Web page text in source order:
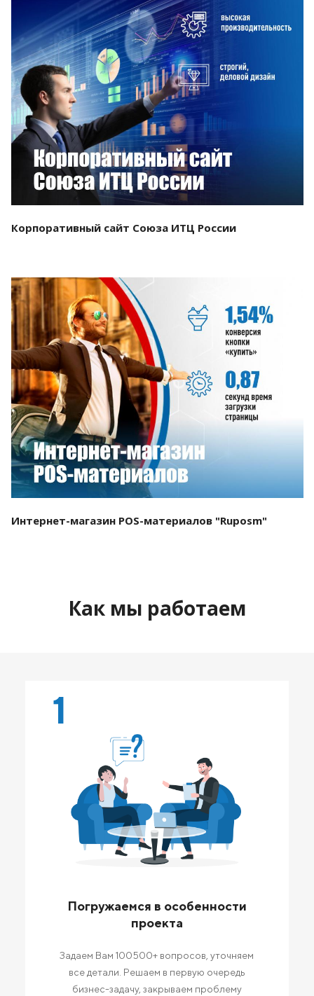
Смотреть проект
Корпоративный сайт Союза ИТЦ России
Смотреть проект
Интернет-магазин POS-материалов "Ruposm"
Как мы работаем
1
Погружаемся в особенности
проекта
Задаем Вам 100500+ вопросов, уточняем
все детали. Решаем в первую очередь
бизнес-задачу, закрываем проблему